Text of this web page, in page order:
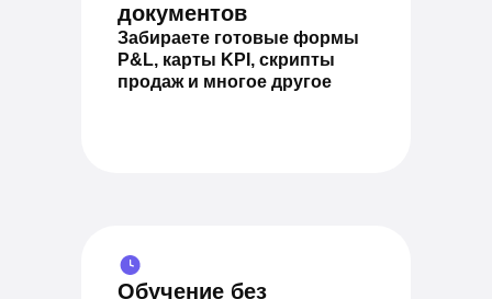
документов
Забираете готовые формы
P&L, карты KPI, скрипты
продаж и многое другое
Обучение без